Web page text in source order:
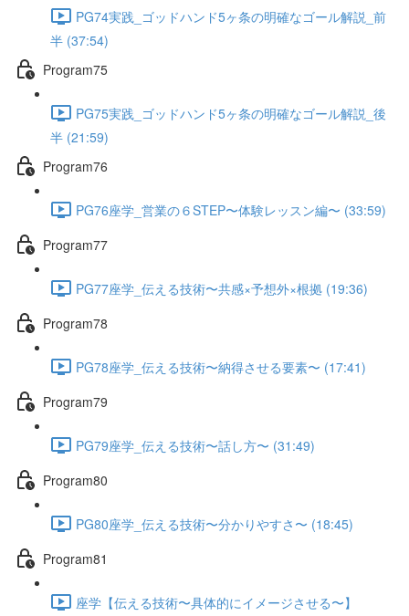
PG74実践_ゴッドハンド5ヶ条の明確なゴール解説_前
半 (37:54)
Program75
PG75実践_ゴッドハンド5ヶ条の明確なゴール解説_後
半 (21:59)
Program76
PG76座学_営業の６STEP〜体験レッスン編〜 (33:59)
Program77
PG77座学_伝える技術〜共感×予想外×根拠 (19:36)
Program78
PG78座学_伝える技術〜納得させる要素〜 (17:41)
Program79
PG79座学_伝える技術〜話し方〜 (31:49)
Program80
PG80座学_伝える技術〜分かりやすさ〜 (18:45)
Program81
座学【伝える技術〜具体的にイメージさせる〜】